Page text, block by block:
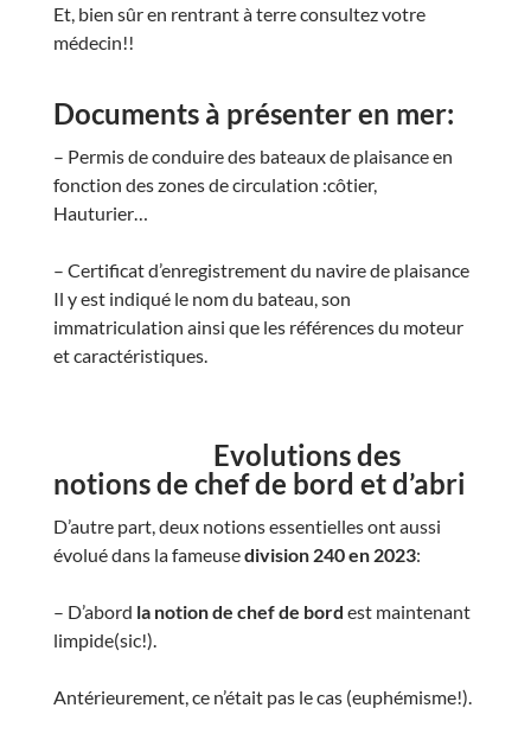
Et, bien sûr en rentrant à terre consultez votre
médecin!!
Documents à présenter en mer:
– Permis de conduire des bateaux de plaisance en
fonction des zones de circulation :côtier,
Hauturier…
– Certificat d’enregistrement du navire de plaisance
Il y est indiqué le nom du bateau, son
immatriculation ainsi que les références du moteur
et caractéristiques.
Evolutions des
notions de chef de bord et d’abri
D’autre part, deux notions essentielles ont aussi
évolué dans la fameusedivision 240 en 2023:
– D’abord la notion de chef de bord est maintenant
limpide(sic!).
Antérieurement, ce n’était pas le cas (euphémisme!).